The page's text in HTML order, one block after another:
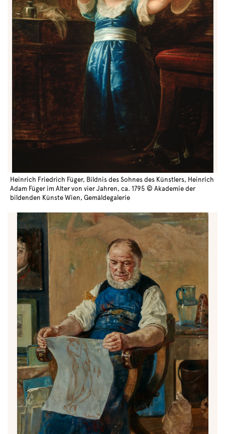
Heinrich Friedrich Füger, Bildnis des Sohnes des Künstlers, Heinrich
Adam Füger im Alter von vier Jahren, ca. 1795 © Akademie der
bildenden Künste Wien, Gemäldegalerie